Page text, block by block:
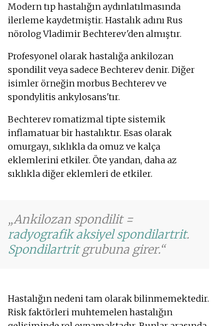
Ateş
Karın bölgesinde kramplar
Deforme olmuş tırnaklar
Kambur
Kas sertliği
Terleme
Şişkinlik - gaz
Hazımsızlık
Şişmiş parmaklar
Kemik incelmesi
Gözün kesilmesi
Kas zayıflığı
Kaşıntılı göz
Göğüste baskı
Artan vücut ısısı
Modern tıp hastalığın aydınlatılmasında
ilerleme kaydetmiştir. Hastalık adını Rus
nörolog Vladimir Bechterev'den almıştır.
Profesyonel olarak hastalığa ankilozan
spondilit veya sadece Bechterev denir. Diğer
isimler örneğin morbus Bechterev ve
spondylitis ankylosans'tır.
Bechterev romatizmal tipte sistemik
inflamatuar bir hastalıktır. Esas olarak
omurgayı, sıklıkla da omuz ve kalça
eklemlerini etkiler. Öte yandan, daha az
sıklıkla diğer eklemleri de etkiler.
Ankilozan spondilit =
radyografik aksiyel spondilartrit.
Spondilartritgrubuna girer.
Hastalığın nedeni tam olarak bilinmemektedir.
Risk faktörleri muhtemelen hastalığın